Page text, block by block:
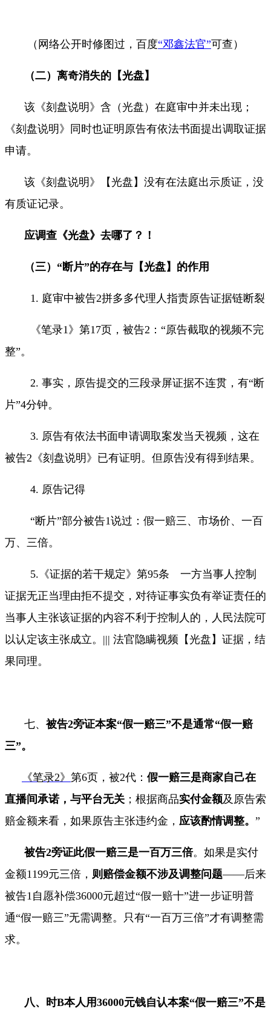
（网络公开时修图过，百度“邓鑫法官”可查）
（二）离奇消失的【光盘】
该《刻盘说明》含（光盘）在庭审中并未出现；
《刻盘说明》同时也证明原告有依法书面提出调取证据
申请。
该《刻盘说明》【光盘】没有在法庭出示质证，没
有质证记录。
应调查《光盘》去哪了？！
（三）“断片”的存在与【光盘】的作用
1. 庭审中被告2拼多多代理人指责原告证据链断裂
《笔录1 》第17页，被告2 ： “原告截取的视频不完
整”。
2. 事实，原告提交的三段录屏证据不连贯，有“断
片”4分钟。
3. 原告有依法书面申请调取案发当天视频，这在
被告2 《刻盘说明》已有证明。但原告没有得到结果。
4. 原告记得
“断片”部分被告1说过：假一赔三、市场价、一百
万、三倍。
5. 《证据的若干规定》第95条 一方当事人控制
证据无正当理由拒不提交，对待证事实负有举证责任的
当事人主张该证据的内容不利于控制人的，人民法院可
以认定该主张成立。 ||| 法官隐瞒视频【光盘】证据，结
果同理。
七、被告2旁证本案“假一赔三”不是通常“假一赔
三”。
《笔录2》 第6页，被2代： 假一赔三是商家自己在
直播间承诺，与平台无关 ；根据商品实付金额及原告索
赔金额来看，如果原告主张违约金， 应该酌情调整。 ”
被告2旁证此假一赔三是一百万三倍。如果是实付
金额1199元三倍， 则赔偿金额不涉及调整问题——后来
被告1 自愿补偿36000元超过“假一赔十”进一步证明普
通“假一赔三”无需调整。只有“一百万三倍”才有调整需
求。
八、时B本人用36000元钱自认本案“假一赔三”不是